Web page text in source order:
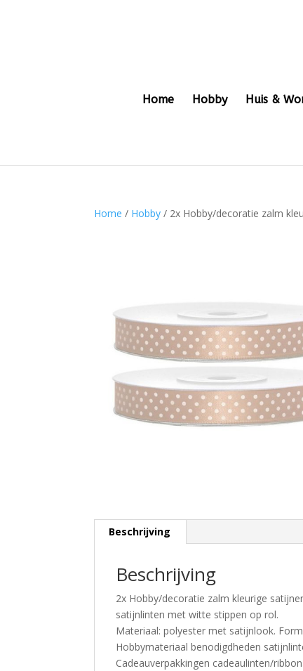
Home Hobby Huis &
Home / Hobby / 2x Hobby/decoratie zalm
Beschrijving
Beschrijving
2x Hobby/decoratie zalm kleurige
satijnlinten met witte stippen op rol.
Materiaal: polyester met satijnlook.
Hobbymateriaal benodigdheden
Cadeauverpakkingen cadeaulinten/